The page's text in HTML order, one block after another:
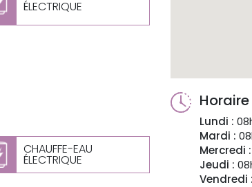
ÉLECTRIQUE
CHAUFFE-EAU
ÉLECTRIQUE
Lundi :
Mardi :
Mercredi :
Jeudi :
Vendredi :